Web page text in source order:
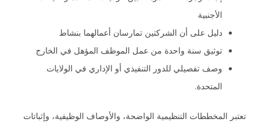
الأجنبية
دليل على أن الشركتين تمارسان أعمالهما بنشاط
توثيق سنة واحدة من عمل الموظف المؤهل في الخارج
وصف تفصيلي للدور التنفيذي أو الإداري في الولايات
المتحدة.
تعتبر المخططات التنظيمية الواضحة، والأوصاف الوظيفية، وإثباتات